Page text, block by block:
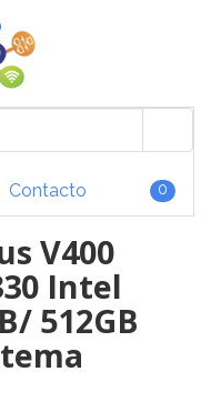
Contacto 0
V400
Intel
512GB